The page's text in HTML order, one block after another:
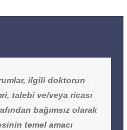
ilgili doktorun
talebi ve/veya ricası
bağımsız olarak
temel amacı